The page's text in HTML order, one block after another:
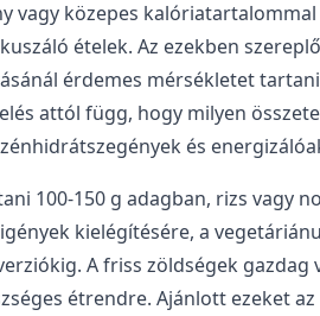
vagy közepes
ételek. Az ezekben
érdemes mérsékletet
attól függ, hogy milyen
és
100-150 g adagban, rizs vagy
kielégítésére, a
A friss zöldségek gazdag
étrendre. Ajánlott ezeket